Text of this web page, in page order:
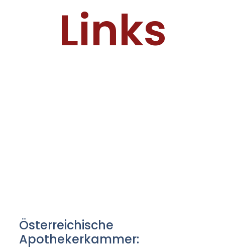
Links
Österreichische
Apothekerkammer: